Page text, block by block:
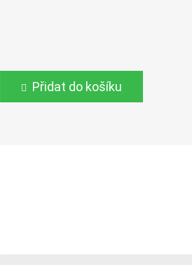
Přidat do košíku